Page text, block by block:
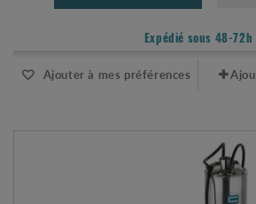
Expédié sous 48-72h
Ajouter à mes préférences